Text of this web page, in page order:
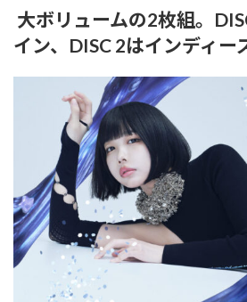
新
時
大ボリュームの2枚組。
イン、DISC 2はインディー